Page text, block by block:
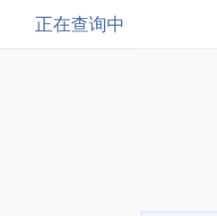
正在查询中